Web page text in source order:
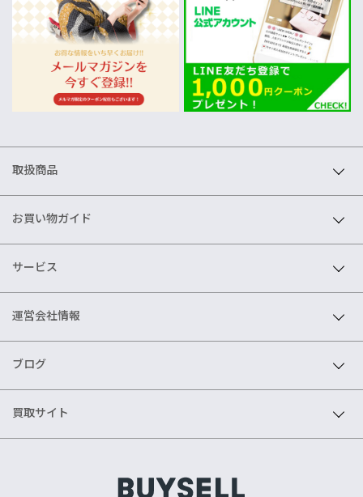
取扱商品
お買い物ガイド
サービス
運営会社情報
ブログ
買取サイト